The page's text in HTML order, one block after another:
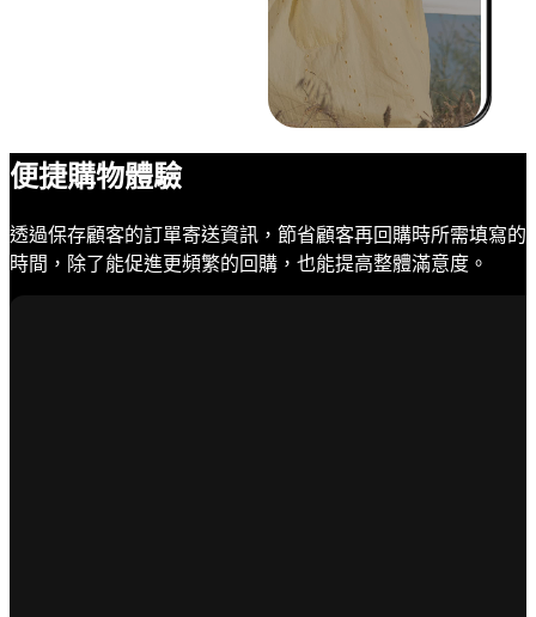
便捷購物體驗
透過保存顧客的訂單寄送資訊，節省顧客再回購時所需填寫的
時間，除了能促進更頻繁的回購，也能提高整體滿意度。